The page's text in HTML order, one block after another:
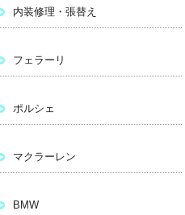
内装修理・張替え
フェラーリ
ポルシェ
マクラーレン
BMW